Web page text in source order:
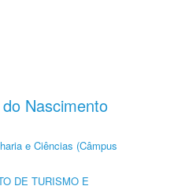
Nascimento
e Ciências (Câmpus
DE TURISMO E